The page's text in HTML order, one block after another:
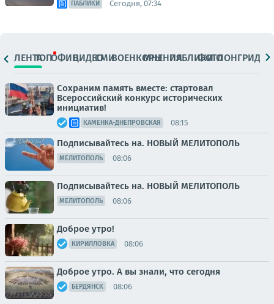
ПАБЛИКИ Сегодня, 07:34
ЛЕНТАТОПОФИЦ.ВИДЕОСМИВОЕНКОРЫМНЕНИЯПАБЛИКИ
ФОТОЛОНГРИДЫ
Сохраним память вместе: стартовал
Всероссийский конкурс исторических
инициатив!
КАМЕНКА-ДНЕПРОВСКАЯ 08:15
Подписывайтесь на. НОВЫЙ МЕЛИТОПОЛЬ
МЕЛИТОПОЛЬ 08:06
Подписывайтесь на. НОВЫЙ МЕЛИТОПОЛЬ
МЕЛИТОПОЛЬ 08:06
Доброе утро!
КИРИЛЛОВКА 08:06
Доброе утро. А вы знали, что сегодня
БЕРДЯНСК 08:06